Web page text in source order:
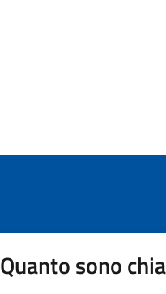
Quanto sono